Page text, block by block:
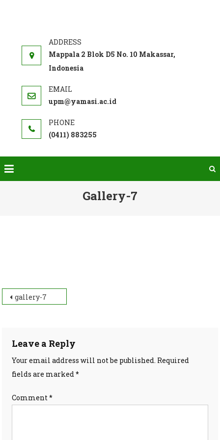
MUTU INTERNAL
Mappala 2 Blok D5 No. 10 Makassar,
Indonesia
upm@yamasi.ac.id
(0411) 883255
Gallery-7
Post
gallery-7
Leave a Reply
Your email address will not be published. Required
fields are marked*
Comment*